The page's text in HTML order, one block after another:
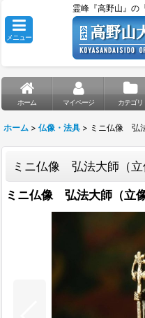
霊峰『高野山』の
メニュー
ホーム マイページ カテゴリ
ホーム > 仏像・法具 > ミニ仏像 弘
ミニ仏像 弘法大師（立
ミニ仏像 弘法大師（立像